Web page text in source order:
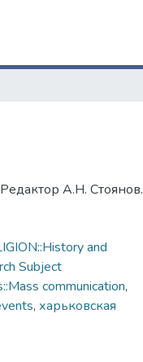
А.Н. Стоянов.
and
Subject
communication,
, харьковская